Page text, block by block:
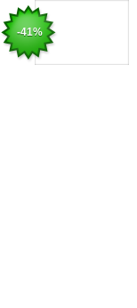
-50%
-41%